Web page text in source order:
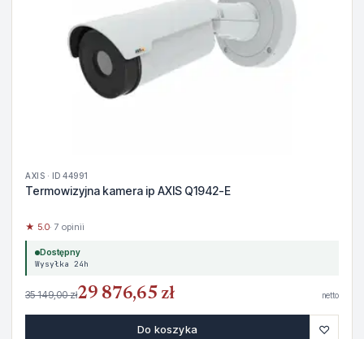
AXIS · ID 44991
Termowizyjna kamera ip AXIS Q1942-E
★ 5.0· 7 opinii
Dostępny
Wysyłka 24h
35 149,00 zł29 876,65 zł netto
Do koszyka ♡